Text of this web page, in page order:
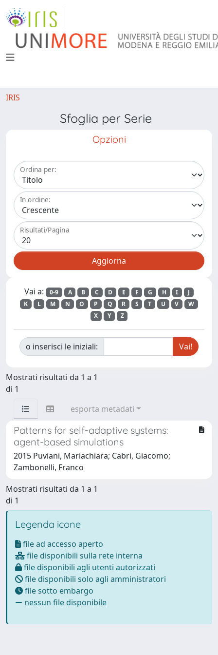
IRIS
Sfoglia per Serie
Opzioni
Ordina per:
In ordine:
Risultati/Pagina
Vai a: 0-9 A B C D E F G H I
J
K
L M N O P Q R S T U V
W
X
Y Z
o inserisci le iniziali:
Mostrati risultati da 1 a 1
di 1
esporta metadati
Patterns for self-adaptive systems:
agent-based simulations
2015 Puviani, Mariachiara; Cabri, Giacomo;
Zambonelli, Franco
Mostrati risultati da 1 a 1
di 1
Legenda icone
file ad accesso aperto
file disponibili sulla rete interna
file disponibili agli utenti autorizzati
file disponibili solo agli amministratori
file sotto embargo
nessun file disponibile